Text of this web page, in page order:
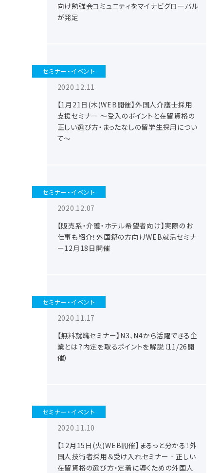
向け勉強会コミュニティをマイナビグローバル
が発足
セミナー・イベント
2020.12.11
【1月21日(木)WEB開催】外国人介護士採用
支援セミナー ～受入のポイントと在留資格の
正しい選び方・まったなしの留学生採用につい
て～
セミナー・イベント
2020.12.07
【販売系・介護・ホテル希望者向け】実際のお
仕事も紹介！外国籍の方向けWEB就活セミナ
ー12月18日開催
セミナー・イベント
2020.11.17
【無料就職セミナー】N3、N4から活躍できる企
業とは？内定を取るポイントを解説（11/26開
催）
セミナー・イベント
2020.11.10
【12月15日(火)WEB開催】まるっと分かる！外
国人技術者採用＆受け入れセミナー‐正しい
在留資格の選び方・定着に導くための外国人